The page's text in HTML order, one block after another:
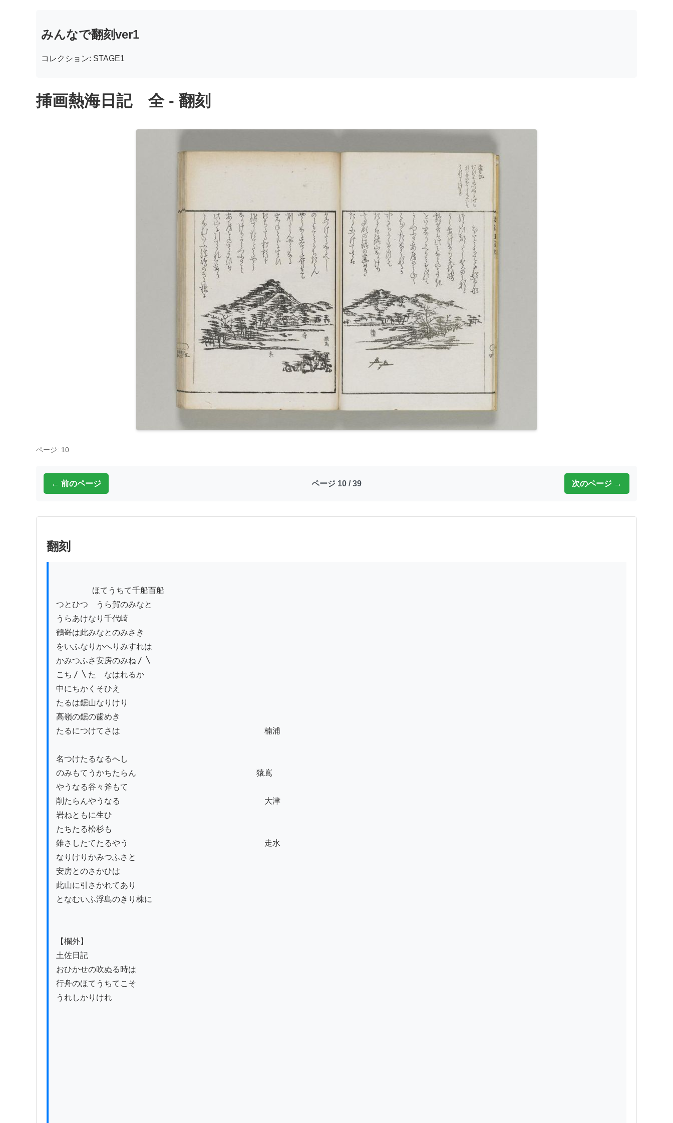
みんなで翻刻ver1
コレクション: STAGE1
挿画熱海日記 全 - 翻刻
ページ: 10
← 前のページ ページ 10 / 39 次のページ →
翻刻
つとひつゝうら賀のみなと
うらあけなり千代崎
鶴嵜は此みなとのみさき
をいふなりかへりみすれは
かみつふさ安房のみね〳〵
こち〳〵たゝなはれるか
中にちかくそひえ
たるは鋸山なりけり
高嶺の鋸の歯めき
たるにつけてさは　　　　　　　　　　　　　　　　　　楠浦
名つけたるなるへし
のみもてうかちたらん　　　　　　　　　　　　　　　猿嶌
やうなる谷々斧もて
削たらんやうなる　　　　　　　　　　　　　　　　　　大津
岩ねともに生ひ
たちたる松杉も
錐さしたてたるやう　　　　　　　　　　　　　　　　　走水
なりけりかみつふさと
安房とのさかひは
此山に引さかれてあり
となむいふ浮島のきり株に
【欄外】
土佐日記
おひかせの吹ぬる時は
行舟のほてうちてこそ
うれしかりけれ